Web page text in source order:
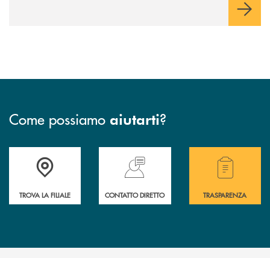
Come possiamo aiutarti?
Accedi all' elenco completo delle filiali della Cassa Rurale.
TROVA LA FILIALE
Hai bisogno di assistenza immediata?
CONTATTO DIRETTO
Hai bisogno di
TRASPARENZA